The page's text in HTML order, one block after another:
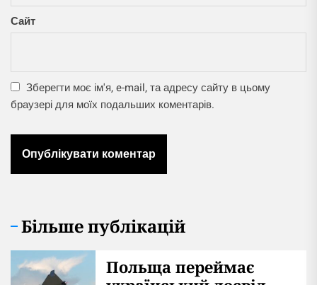
Сайт
Зберегти моє ім'я, e-mail, та адресу сайту в цьому
браузері для моїх подальших коментарів.
Більше публікацій
Польща переймає